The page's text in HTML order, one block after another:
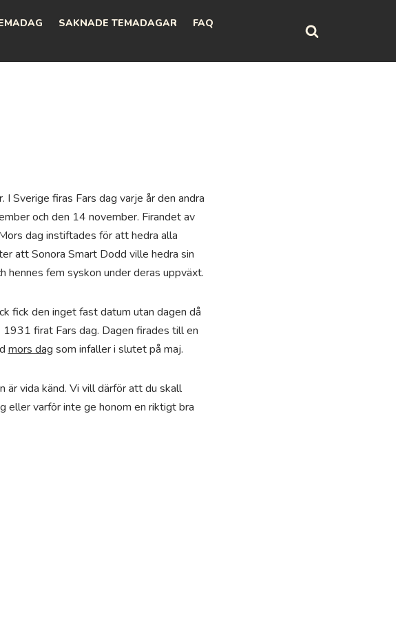
SAKNADE TEMADAGAR
FAQ
Sverige firas Fars dag varje år den andra
och den 14 november. Firandet av
dag instiftades för att hedra alla
att Sonora Smart Dodd ville hedra sin
hennes fem syskon under deras uppväxt.
fick den inget fast datum utan dagen då
1931 firat Fars dag. Dagen firades till en
mors dag som infaller i slutet på maj.
är vida känd. Vi vill därför att du skall
eller varför inte ge honom en riktigt bra